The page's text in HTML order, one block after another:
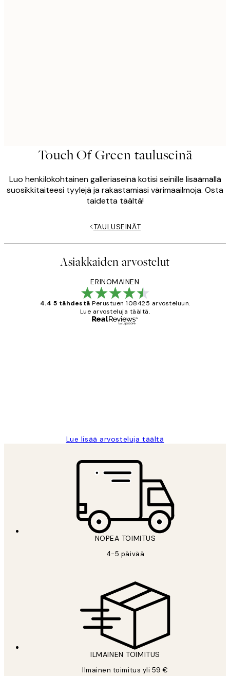
Touch Of Green tauluseinä
Luo henkilökohtainen galleriaseinä kotisi seinille lisäämällä
suosikkitaiteesi tyylejä ja rakastamiasi värimaailmoja. Osta
taidetta täältä!
TAULUSEINÄT
Asiakkaiden arvostelut
ERINOMAINEN
4.4 5 tähdestä Perustuen 108425 arvosteluun.
Lue arvosteluja täältä.
Lue lisää arvosteluja täältä
NOPEA TOIMITUS
4-5 päivää
ILMAINEN TOIMITUS
Ilmainen toimitus yli 59 €